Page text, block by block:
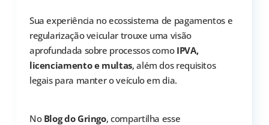
Sua experiência no ecossistema de pagamentos e
regularização veicular trouxe uma visão
aprofundada sobre processos como IPVA,
licenciamento e multas, além dos requisitos
legais para manter o veículo em dia.
No Blog do Gringo, compartilha esse